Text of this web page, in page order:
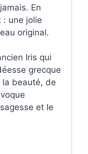
En
: une jolie
original.
Iris qui
grecque
la beauté, de
et le